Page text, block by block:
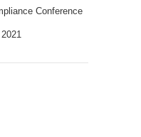
Conference